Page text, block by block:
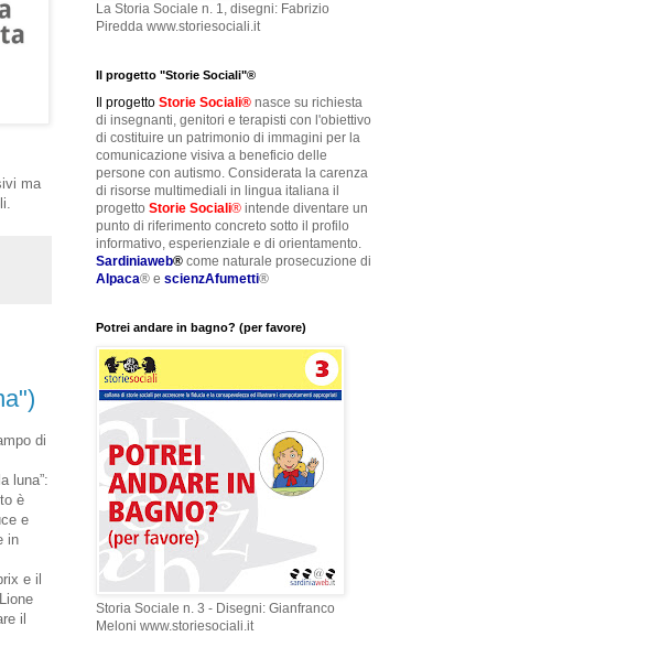
ma
di
luna”:
è
e
in
e il
il
La Storia Sociale n. 1, disegni: Fabrizio
Piredda www.storiesociali.it
Il progetto "Storie Sociali"®
Il progetto Storie Sociali® nasce su richiesta
di insegnanti, genitori e terapisti con l'obiettivo
di costituire un patrimonio di immagini per la
comunicazione visiva a beneficio delle
persone con autismo. Considerata la carenza
di risorse multimediali in lingua italiana il
progetto Storie Sociali® intende diventare un
punto di riferimento concreto sotto il profilo
informativo, esperienziale e di orientamento.
Sardiniaweb® come naturale prosecuzione di
Alpaca® e scienzAfumetti®
Potrei andare in bagno? (per favore)
Storia Sociale n. 3 - Disegni: Gianfranco
Meloni www.storiesociali.it